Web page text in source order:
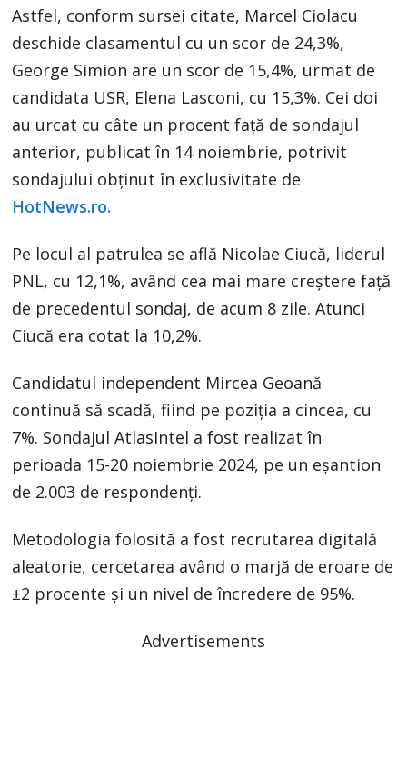
Astfel, conform sursei citate, Marcel Ciolacu
deschide clasamentul cu un scor de 24,3%,
George Simion are un scor de 15,4%, urmat de
candidata USR, Elena Lasconi, cu 15,3%. Cei doi
au urcat cu câte un procent faţă de sondajul
anterior, publicat în 14 noiembrie, potrivit
sondajului obţinut în exclusivitate de
HotNews.ro.
Pe locul al patrulea se află Nicolae Ciucă, liderul
PNL, cu 12,1%, având cea mai mare creştere faţă
de precedentul sondaj, de acum 8 zile. Atunci
Ciucă era cotat la 10,2%.
Candidatul independent Mircea Geoană
continuă să scadă, fiind pe poziţia a cincea, cu
7%. Sondajul AtlasIntel a fost realizat în
perioada 15-20 noiembrie 2024, pe un eşantion
de 2.003 de respondenţi.
Metodologia folosită a fost recrutarea digitală
aleatorie, cercetarea având o marjă de eroare de
±2 procente şi un nivel de încredere de 95%.
Advertisements